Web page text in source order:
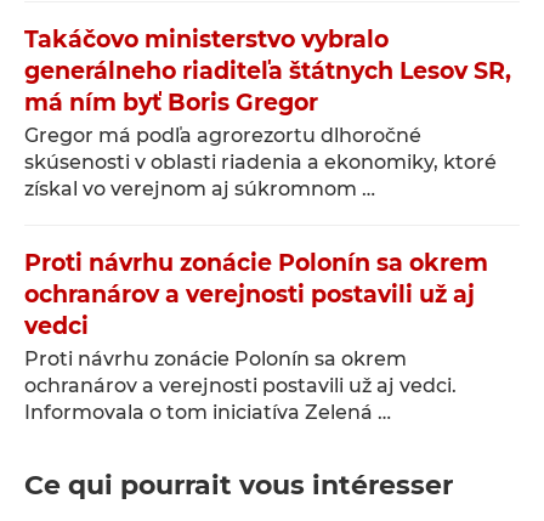
Takáčovo ministerstvo vybralo
generálneho riaditeľa štátnych Lesov SR,
má ním byť Boris Gregor
Gregor má podľa agrorezortu dlhoročné
skúsenosti v oblasti riadenia a ekonomiky, ktoré
získal vo verejnom aj súkromnom …
Proti návrhu zonácie Polonín sa okrem
ochranárov a verejnosti postavili už aj
vedci
Proti návrhu zonácie Polonín sa okrem
ochranárov a verejnosti postavili už aj vedci.
Informovala o tom iniciatíva Zelená …
Ce qui pourrait vous intéresser